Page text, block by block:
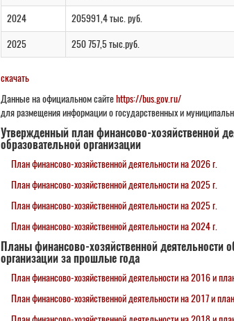
2024
205991,4 тыс. руб.
2025
250 757,5 тыс.руб.
скачать
Данные на официальном сайтеhttps://bus.gov.ru/
для размещения информации о государственных и
Утвержденный план финансово-хозяйственной
образовательной организации
План финансово-хозяйственной деятельности на 2026 г.
План финансово-хозяйственной деятельности на 2025 г.
План финансово-хозяйственной деятельности на 2025 г.
План финансово-хозяйственной деятельности на 2024 г.
Планы финансово-хозяйственной деятельности
организации за прошлые года
План финансово-хозяйственной деятельности на 2016 и
План финансово-хозяйственной деятельности на 2017 и